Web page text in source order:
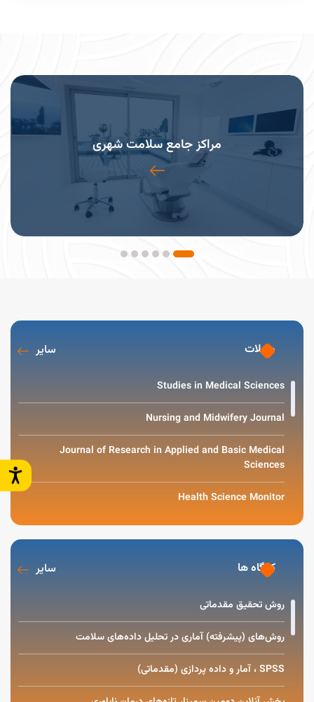
مراکز جامع سلامت شهری
مجلات سایر
Studies in Medical Sciences
Nursing and Midwifery Journal
Journal of Research in Applied and Basic Medical
Sciences
Health Science Monitor
کارگاه ها سایر
روش تحقیق مقدماتی
روش‌های (پیشرفته) آماری در تحلیل داده‌های سلامت
SPSS ، آمار و داده پردازی (مقدماتی)